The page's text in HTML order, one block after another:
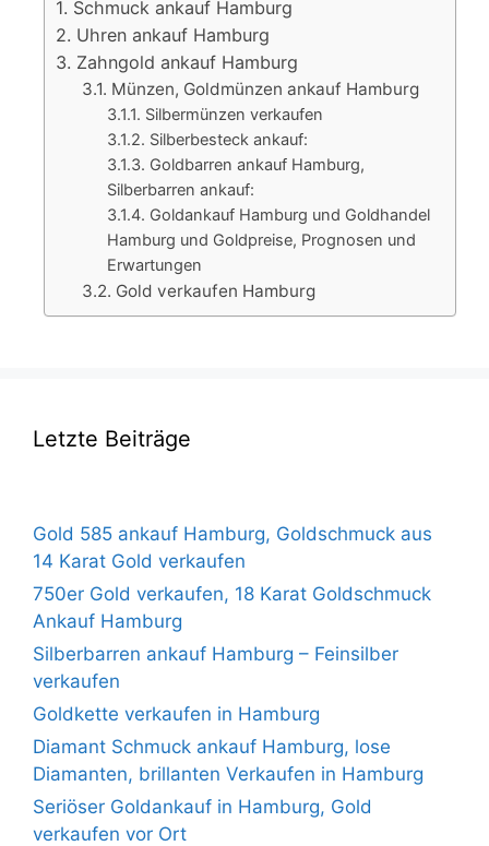
Schmuck ankauf Hamburg
Uhren ankauf Hamburg
Zahngold ankauf Hamburg
Münzen, Goldmünzen ankauf Hamburg
Silbermünzen verkaufen
Silberbesteck ankauf:
Goldbarren ankauf Hamburg,
Silberbarren ankauf:
Goldankauf Hamburg und Goldhandel
Hamburg und Goldpreise, Prognosen und
Erwartungen
Gold verkaufen Hamburg
Letzte Beiträge
Gold 585 ankauf Hamburg, Goldschmuck aus
14 Karat Gold verkaufen
750er Gold verkaufen, 18 Karat Goldschmuck
Ankauf Hamburg
Silberbarren ankauf Hamburg – Feinsilber
verkaufen
Goldkette verkaufen in Hamburg
Diamant Schmuck ankauf Hamburg, lose
Diamanten, brillanten Verkaufen in Hamburg
Seriöser Goldankauf in Hamburg, Gold
verkaufen vor Ort